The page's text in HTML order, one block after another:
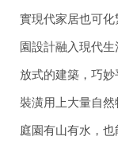
實現代家居也可
園設計融入現代
放式的建築，巧妙
裝潢用上大量自
庭園有山有水，